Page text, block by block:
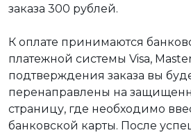
заказа 300 рублей.
К оплате принимаются
платежной системы Visa,
подтверждения заказа вы
перенаправлены на
страницу, где необходимо
банковской карты. После